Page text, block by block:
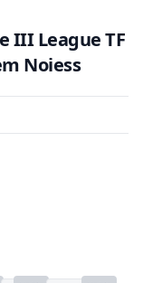
III League TF
Noiess